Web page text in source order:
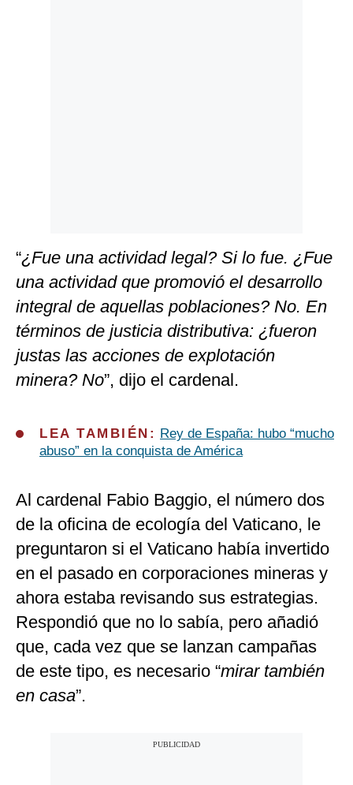
“¿Fue una actividad legal? Si lo fue. ¿Fue
una actividad que promovió el desarrollo
integral de aquellas poblaciones? No. En
términos de justicia distributiva: ¿fueron
justas las acciones de explotación
minera? No”, dijo el cardenal.
LEA TAMBIÉN:
Rey de España: hubo “mucho
abuso” en la conquista de América
Al cardenal Fabio Baggio, el número dos
de la oficina de ecología del Vaticano, le
preguntaron si el Vaticano había invertido
en el pasado en corporaciones mineras y
ahora estaba revisando sus estrategias.
Respondió que no lo sabía, pero añadió
que, cada vez que se lanzan campañas
de este tipo, es necesario “mirar también
en casa”.